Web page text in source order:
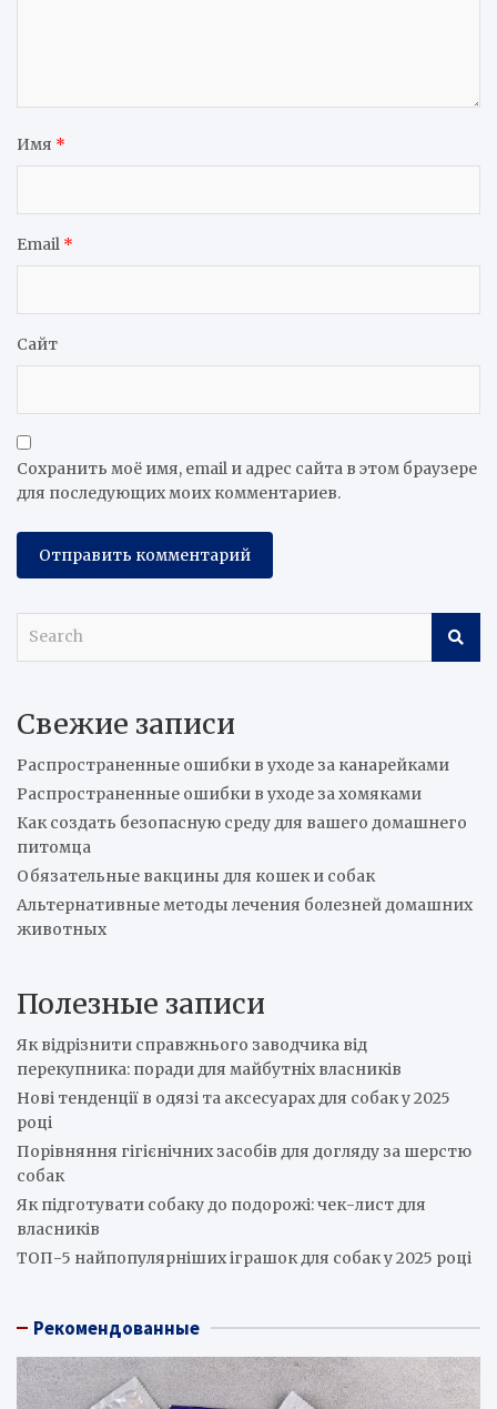
Имя *
Email *
Сайт
Сохранить моё имя, email и адрес сайта в этом браузере
для последующих моих комментариев.
c
Свежие записи
Распространенные ошибки в уходе за канарейками
Распространенные ошибки в уходе за хомяками
Как создать безопасную среду для вашего домашнего
питомца
Обязательные вакцины для кошек и собак
Альтернативные методы лечения болезней домашних
животных
Полезные записи
Як відрізнити справжнього заводчика від
перекупника: поради для майбутніх власників
Нові тенденції в одязі та аксесуарах для собак у 2025
році
Порівняння гігієнічних засобів для догляду за шерстю
собак
Як підготувати собаку до подорожі: чек-лист для
власників
ТОП-5 найпопулярніших іграшок для собак у 2025 році
Рекомендованные